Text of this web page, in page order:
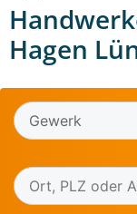
Hagen